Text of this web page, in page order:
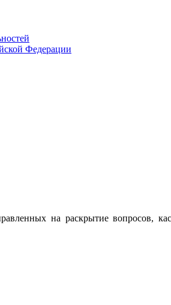
Федерации
на раскрытие вопросов,